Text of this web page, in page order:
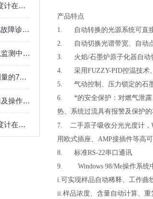
AA-6300F原子吸收分光光度计在重金属污染监测中的全链条应用
PE600原子吸收光谱仪常见故障诊断与排除指南
耶拿原子吸收光谱仪在环境监测中的应用分析
影响二手原子吸收光谱仪测量的7个条件
原子吸收分光光度计的应用及操作步骤
AA-6300F原子吸收分光光度计在环境监测中的应用
产品特点
1. 自动转换的光源系统可直
2. 自动切换光谱带宽、自动
3. 火焰/石墨炉原子化器自动
4. 采用FUZZY-PID控温技术、
5. 气动控制、压力锁定的石
6. *的安全保护：对燃气泄露
热、系统过流具有报警及保护
7.
二手原子吸收分光光度计
用欧式插座、AMP接插件等高
8.
标准RS-22串口通讯
9.
Windows 98/Me操作系统
i.可实现样品自动稀释、工作曲
ii.样品浓度、含量自动计算、